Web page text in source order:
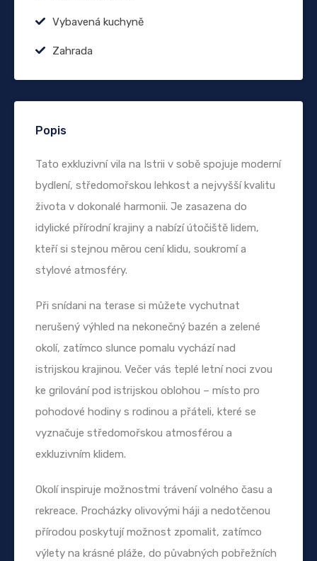
Vybavená kuchyně
Zahrada
Popis
Tato exkluzivní vila na Istrii v sobě spojuje moderní
bydlení, středomořskou lehkost a nejvyšší kvalitu
života v dokonalé harmonii. Je zasazena do
idylické přírodní krajiny a nabízí útočiště lidem,
kteří si stejnou měrou cení klidu, soukromí a
stylové atmosféry.
Při snídani na terase si můžete vychutnat
nerušený výhled na nekonečný bazén a zelené
okolí, zatímco slunce pomalu vychází nad
istrijskou krajinou. Večer vás teplé letní noci zvou
ke grilování pod istrijskou oblohou – místo pro
pohodové hodiny s rodinou a přáteli, které se
vyznačuje středomořskou atmosférou a
exkluzivním klidem.
Okolí inspiruje možnostmi trávení volného času a
rekreace. Procházky olivovými háji a nedotčenou
přírodou poskytují možnost zpomalit, zatímco
výlety na krásné pláže, do půvabných pobřežních